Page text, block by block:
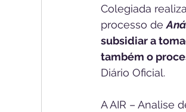
Colegiada
processo de
subsidiar a
também o
Diário Oficial.
A AIR – Analise